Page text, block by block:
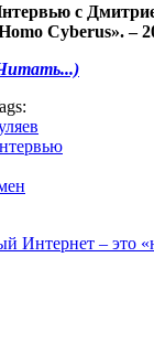
с
Cyberus». –
Интернет – это